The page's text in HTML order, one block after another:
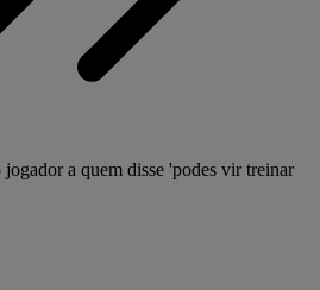
a quem disse 'podes vir treinar